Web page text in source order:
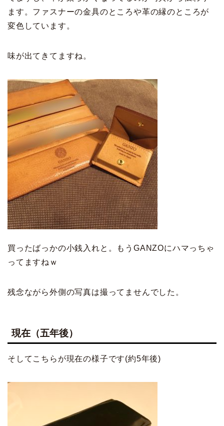
ます。ファスナーの金具のところや革の縁のところが
変色しています。
味が出てきてますね。
買ったばっかの小銭入れと。もうGANZOにハマっちゃ
ってますねｗ
残念ながら外側の写真は撮ってませんでした。
現在（五年後）
そしてこちらが現在の様子です(約5年後)